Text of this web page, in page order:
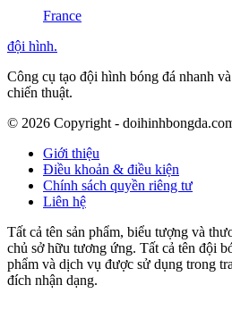
France
đội hình.
Công cụ tạo đội hình bóng đá nhanh
chiến thuật.
© 2026 Copyright -
Giới thiệu
Điều khoản & điều kiện
Chính sách quyền riêng tư
Liên hệ
Tất cả tên sản phẩm, biểu tượng và
chủ sở hữu tương ứng. Tất cả tên đội
phẩm và dịch vụ được sử dụng trong
đích nhận dạng.